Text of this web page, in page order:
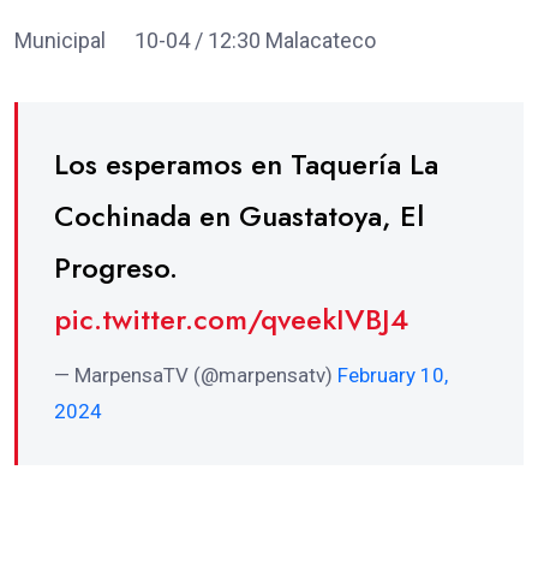
Municipal 10-04 / 12:30 Malacateco
Los esperamos en Taquería La
Cochinada en Guastatoya, El
Progreso.
pic.twitter.com/qveekIVBJ4
— MarpensaTV (@marpensatv) February 10,
2024